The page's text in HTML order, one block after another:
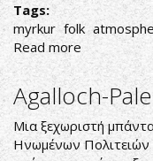
Tags:
myrkur folk
Read more about
55
ΛΕΠΤΑ
ΓΙΑ
ΤΗ
MYRKUR
Agalloch-
Μια ξεχωριστή
Ηνωμένων Πολιτειών